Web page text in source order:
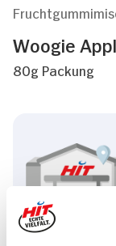
Woogie
80g Packung